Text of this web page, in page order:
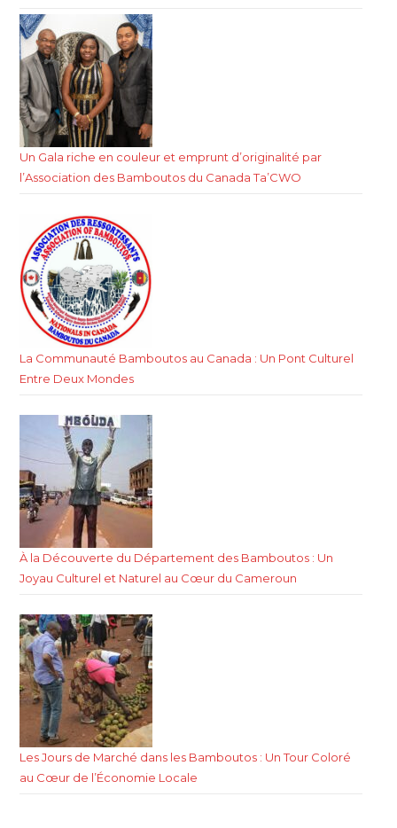
Un Gala riche en couleur et emprunt d’originalité par
l’Association des Bamboutos du Canada Ta’CWO
La Communauté Bamboutos au Canada : Un Pont Culturel
Entre Deux Mondes
À la Découverte du Département des Bamboutos : Un
Joyau Culturel et Naturel au Cœur du Cameroun
Les Jours de Marché dans les Bamboutos : Un Tour Coloré
au Cœur de l’Économie Locale